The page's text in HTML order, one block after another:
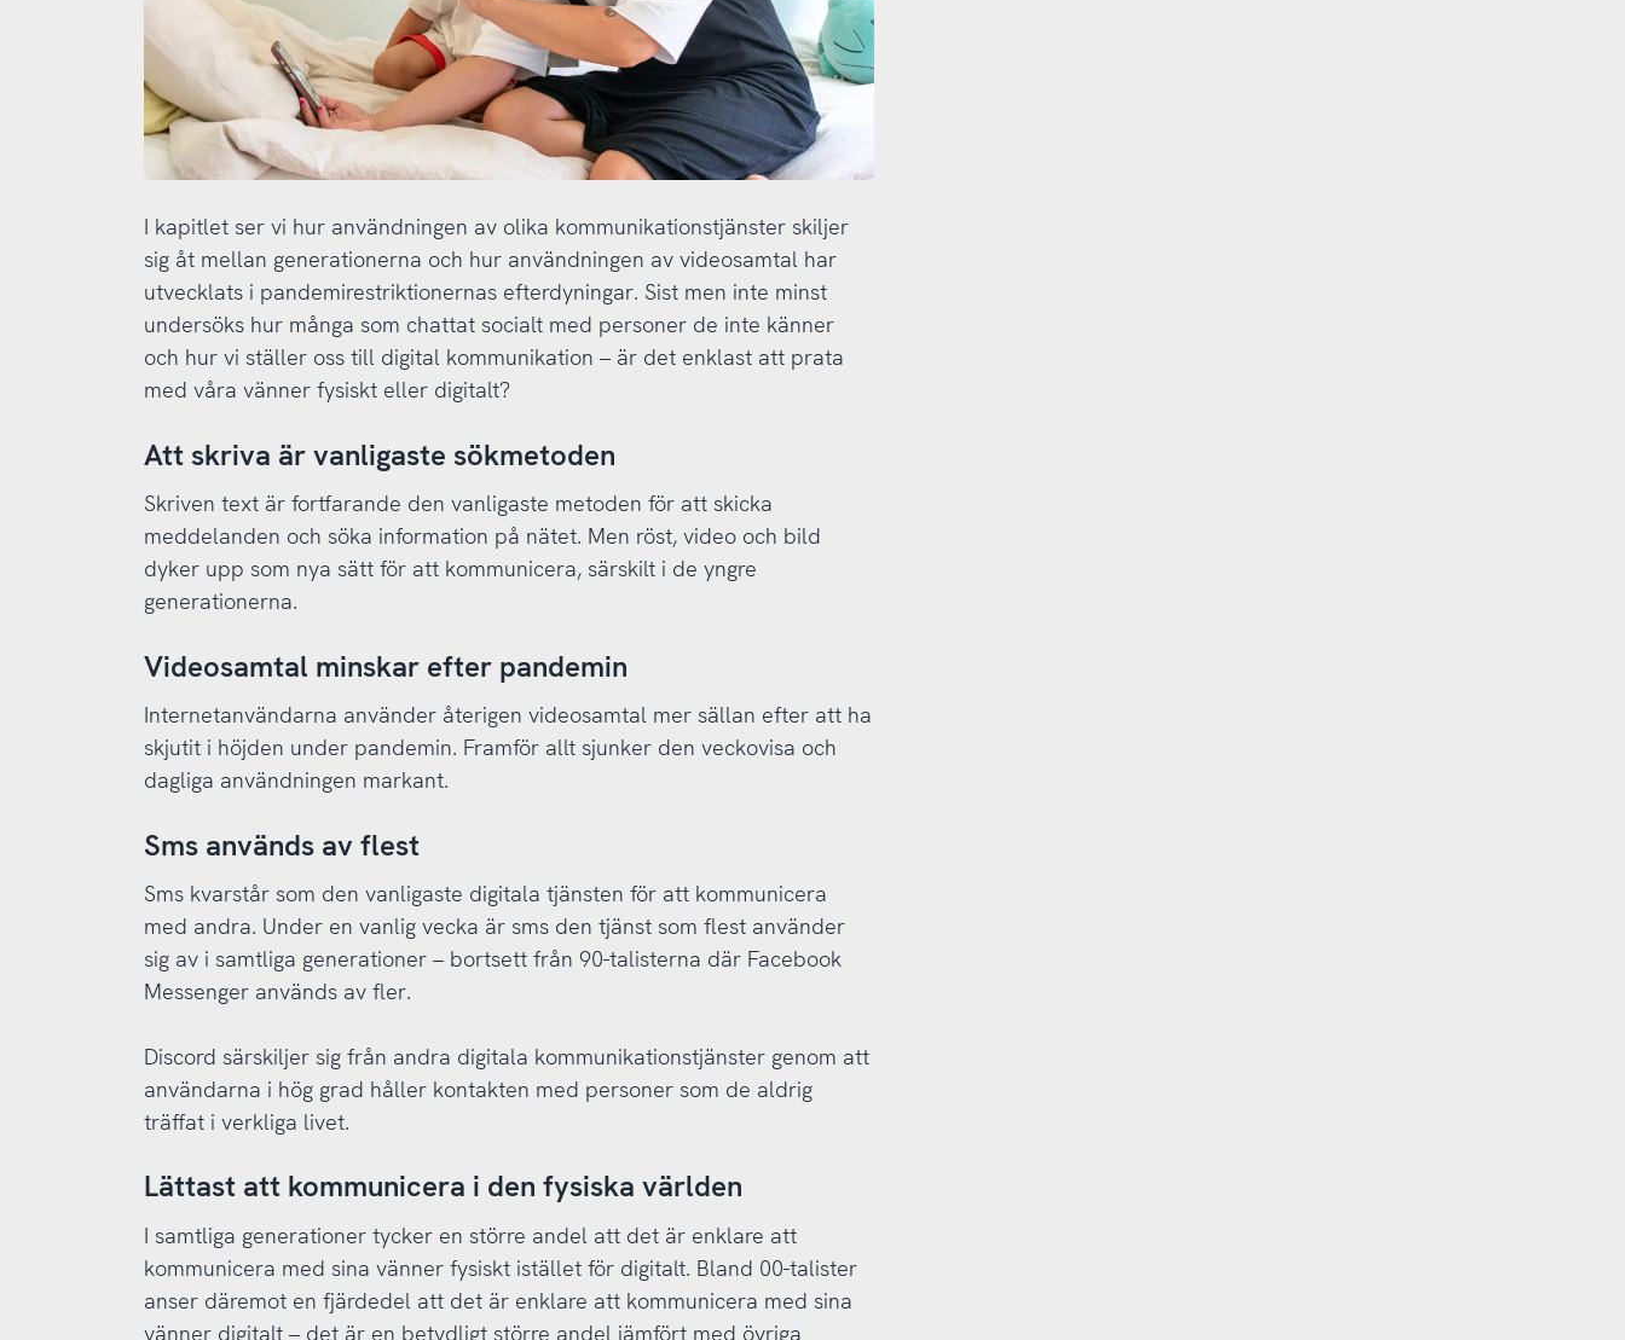
I kapitlet ser vi hur användningen av olika kommunikationstjänster skiljer
sig åt mellan generationerna och hur användningen av videosamtal har
utvecklats i pandemirestriktionernas efterdyningar. Sist men inte minst
undersöks hur många som chattat socialt med personer de inte känner
och hur vi ställer oss till digital kommunikation – är det enklast att prata
med våra vänner fysiskt eller digitalt?
Att skriva är vanligaste sökmetoden
Skriven text är fortfarande den vanligaste metoden för att skicka
meddelanden och söka information på nätet. Men röst, video och bild
dyker upp som nya sätt för att kommunicera, särskilt i de yngre
generationerna.
Videosamtal minskar efter pandemin
Internetanvändarna använder återigen videosamtal mer sällan efter att ha
skjutit i höjden under pandemin. Framför allt sjunker den veckovisa och
dagliga användningen markant.
Sms används av flest
Sms kvarstår som den vanligaste digitala tjänsten för att kommunicera
med andra. Under en vanlig vecka är sms den tjänst som flest använder
sig av i samtliga generationer – bortsett från 90-talisterna där Facebook
Messenger används av fler.
Discord särskiljer sig från andra digitala kommunikationstjänster genom att
användarna i hög grad håller kontakten med personer som de aldrig
träffat i verkliga livet.
Lättast att kommunicera i den fysiska världen
I samtliga generationer tycker en större andel att det är enklare att
kommunicera med sina vänner fysiskt istället för digitalt. Bland 00-talister
anser däremot en fjärdedel att det är enklare att kommunicera med sina
vänner digitalt – det är en betydligt större andel jämfört med övriga